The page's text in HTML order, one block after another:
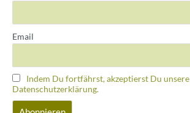
Email
Indem Du fortfährst, akzeptierst Du unsere
Datenschutzerklärung.